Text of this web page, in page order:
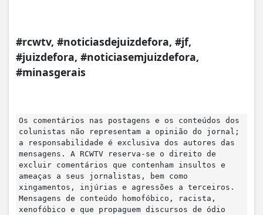
#rcwtv, #noticiasdejuizdefora, #jf,
#juizdefora, #noticiasemjuizdefora,
#minasgerais
Os comentários nas postagens e os conteúdos dos
colunistas não representam a opinião do jornal;
a responsabilidade é exclusiva dos autores das
mensagens. A RCWTV reserva-se o direito de
excluir comentários que contenham insultos e
ameaças a seus jornalistas, bem como
xingamentos, injúrias e agressões a terceiros.
Mensagens de conteúdo homofóbico, racista,
xenofóbico e que propaguem discursos de ódio